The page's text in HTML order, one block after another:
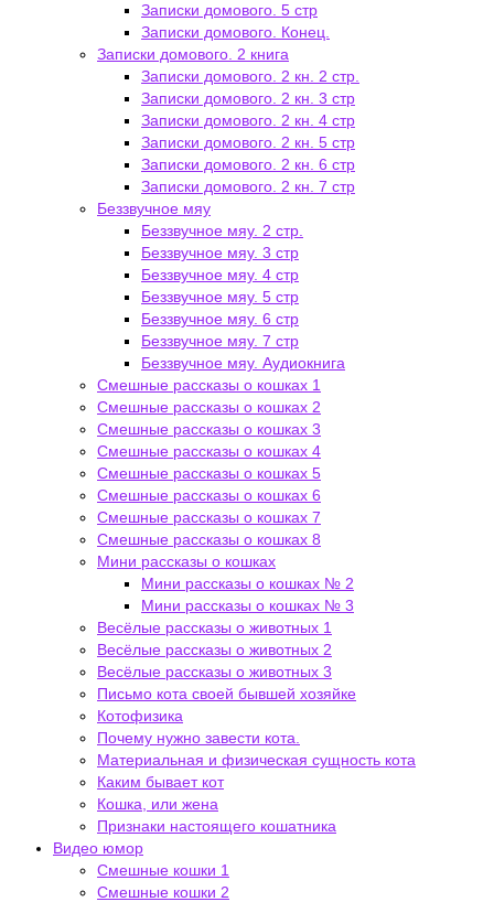
Записки домового. 5 стр
Записки домового. Конец.
Записки домового. 2 книга
Записки домового. 2 кн. 2 стр.
Записки домового. 2 кн. 3 стр
Записки домового. 2 кн. 4 стр
Записки домового. 2 кн. 5 стр
Записки домового. 2 кн. 6 стр
Записки домового. 2 кн. 7 стр
Беззвучное мяу
Беззвучное мяу. 2 стр.
Беззвучное мяу. 3 стр
Беззвучное мяу. 4 стр
Беззвучное мяу. 5 стр
Беззвучное мяу. 6 стр
Беззвучное мяу. 7 стр
Беззвучное мяу. Аудиокнига
Смешные рассказы о кошках 1
Смешные рассказы о кошках 2
Смешные рассказы о кошках 3
Смешные рассказы о кошках 4
Смешные рассказы о кошках 5
Смешные рассказы о кошках 6
Смешные рассказы о кошках 7
Смешные рассказы о кошках 8
Мини рассказы о кошках
Мини рассказы о кошках № 2
Мини рассказы о кошках № 3
Весёлые рассказы о животных 1
Весёлые рассказы о животных 2
Весёлые рассказы о животных 3
Письмо кота своей бывшей хозяйке
Котофизика
Почему нужно завести кота.
Материальная и физическая сущность кота
Каким бывает кот
Кошка, или жена
Признаки настоящего кошатника
Видео юмор
Смешные кошки 1
Смешные кошки 2